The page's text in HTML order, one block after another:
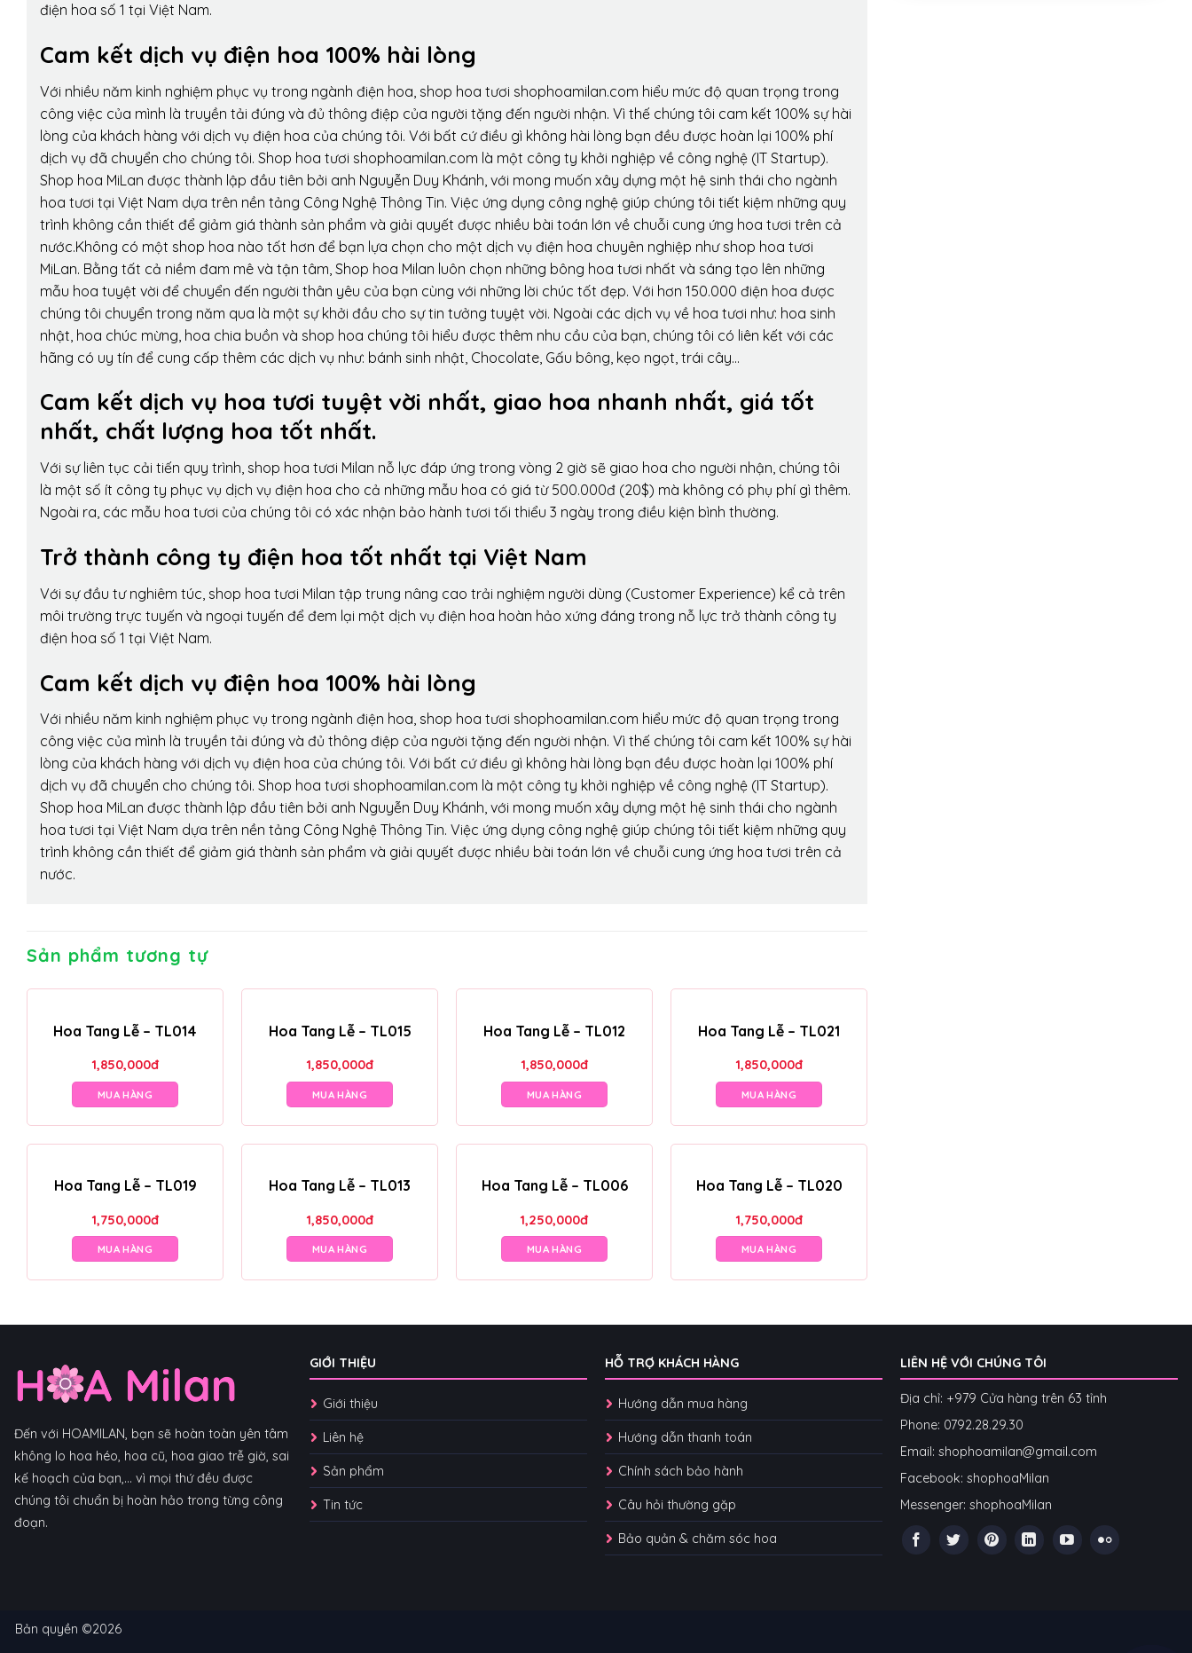
điện hoa số 1 tại Việt Nam.
Cam kết dịch vụ điện hoa 100% hài lòng
Với nhiều năm kinh nghiệm phục vụ trong ngành điện hoa, shop hoa tươi shophoamilan.com hiểu mức độ quan trọng trong
công việc của mình là truyền tải đúng và đủ thông điệp của người tặng đến người nhận. Vì thế chúng tôi cam kết 100% sự hài
lòng của khách hàng với dịch vụ điện hoa của chúng tôi. Với bất cứ điều gì không hài lòng bạn đều được hoàn lại 100% phí
dịch vụ đã chuyển cho chúng tôi. Shop hoa tươi shophoamilan.com là một công ty khởi nghiệp về công nghệ (IT Startup).
Shop hoa MiLan được thành lập đầu tiên bởi anh Nguyễn Duy Khánh, với mong muốn xây dựng một hệ sinh thái cho ngành
hoa tươi tại Việt Nam dựa trên nền tảng Công Nghệ Thông Tin. Việc ứng dụng công nghệ giúp chúng tôi tiết kiệm những quy
trình không cần thiết để giảm giá thành sản phẩm và giải quyết được nhiều bài toán lớn về chuỗi cung ứng hoa tươi trên cả
nước.Không có một shop hoa nào tốt hơn để bạn lựa chọn cho một dịch vụ điện hoa chuyên nghiệp như shop hoa tươi
MiLan. Bằng tất cả niềm đam mê và tận tâm, Shop hoa Milan luôn chọn những bông hoa tươi nhất và sáng tạo lên những
mẫu hoa tuyệt vời để chuyển đến người thân yêu của bạn cùng với những lời chúc tốt đẹp. Với hơn 150.000 điện hoa được
chúng tôi chuyển trong năm qua là một sự khởi đầu cho sự tin tưởng tuyệt vời. Ngoài các dịch vụ về hoa tươi như: hoa sinh
nhật, hoa chúc mừng, hoa chia buồn và shop hoa chúng tôi hiểu được thêm nhu cầu của bạn, chúng tôi có liên kết với các
hãng có uy tín để cung cấp thêm các dịch vụ như: bánh sinh nhật, Chocolate, Gấu bông, kẹo ngọt, trái cây…
Cam kết dịch vụ hoa tươi tuyệt vời nhất, giao hoa nhanh nhất, giá tốt
nhất, chất lượng hoa tốt nhất.
Với sự liên tục cải tiến quy trình, shop hoa tươi Milan nỗ lực đáp ứng trong vòng 2 giờ sẽ giao hoa cho người nhận, chúng tôi
là một số ít công ty phục vụ dịch vụ điện hoa cho cả những mẫu hoa có giá từ 500.000đ (20$) mà không có phụ phí gì thêm.
Ngoài ra, các mẫu hoa tươi của chúng tôi có xác nhận bảo hành tươi tối thiểu 3 ngày trong điều kiện bình thường.
Trở thành công ty điện hoa tốt nhất tại Việt Nam
Với sự đầu tư nghiêm túc, shop hoa tươi Milan tập trung nâng cao trải nghiệm người dùng (Customer Experience) kể cả trên
môi trường trực tuyến và ngoại tuyến để đem lại một dịch vụ điện hoa hoàn hảo xứng đáng trong nỗ lực trở thành công ty
điện hoa số 1 tại Việt Nam.
Cam kết dịch vụ điện hoa 100% hài lòng
Với nhiều năm kinh nghiệm phục vụ trong ngành điện hoa, shop hoa tươi shophoamilan.com hiểu mức độ quan trọng trong
công việc của mình là truyền tải đúng và đủ thông điệp của người tặng đến người nhận. Vì thế chúng tôi cam kết 100% sự hài
lòng của khách hàng với dịch vụ điện hoa của chúng tôi. Với bất cứ điều gì không hài lòng bạn đều được hoàn lại 100% phí
dịch vụ đã chuyển cho chúng tôi. Shop hoa tươi shophoamilan.com là một công ty khởi nghiệp về công nghệ (IT Startup).
Shop hoa MiLan được thành lập đầu tiên bởi anh Nguyễn Duy Khánh, với mong muốn xây dựng một hệ sinh thái cho ngành
hoa tươi tại Việt Nam dựa trên nền tảng Công Nghệ Thông Tin. Việc ứng dụng công nghệ giúp chúng tôi tiết kiệm những quy
trình không cần thiết để giảm giá thành sản phẩm và giải quyết được nhiều bài toán lớn về chuỗi cung ứng hoa tươi trên cả
nước.
Sản phẩm tương tự
Hoa Tang Lễ – TL014
1,850,000đ
MUA HÀNG
Hoa Tang Lễ – TL015
1,850,000đ
MUA HÀNG
Hoa Tang Lễ – TL012
1,850,000đ
MUA HÀNG
Hoa Tang Lễ – TL021
1,850,000đ
MUA HÀNG
Hoa Tang Lễ – TL019
1,750,000đ
MUA HÀNG
Hoa Tang Lễ – TL013
1,850,000đ
MUA HÀNG
Hoa Tang Lễ – TL006
1,250,000đ
MUA HÀNG
Hoa Tang Lễ – TL020
1,750,000đ
MUA HÀNG
Đến với HOAMILAN, bạn sẽ hoàn toàn yên tâm
không lo hoa héo, hoa cũ, hoa giao trễ giờ, sai
kế hoạch của bạn,... vì mọi thứ đều được
chúng tôi chuẩn bị hoàn hảo trong từng công
đoạn.
GIỚI THIỆU
Giới thiệu
Liên hệ
Sản phẩm
Tin tức
HỖ TRỢ KHÁCH HÀNG
Hướng dẫn mua hàng
Hướng dẫn thanh toán
Chính sách bảo hành
Câu hỏi thường gặp
Bảo quản & chăm sóc hoa
LIÊN HỆ VỚI CHÚNG TÔI
Địa chỉ: +979 Cửa hàng trên 63 tỉnh
Phone: 0792.28.29.30
Email: shophoamilan@gmail.com
Facebook: shophoaMilan
Messenger: shophoaMilan
Bản quyền ©2026